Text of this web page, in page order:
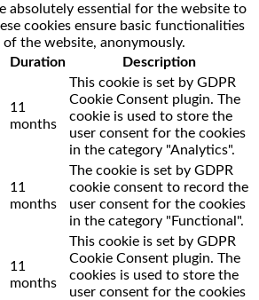
absolutely essential for the website to
cookies ensure basic functionalities
the website, anonymously.
Duration Description
11
months
This cookie is set by GDPR
Cookie Consent plugin. The
cookie is used to store the
user consent for the cookies
in the category "Analytics".
11
months
The cookie is set by GDPR
cookie consent to record the
user consent for the cookies
in the category "Functional".
11
months
This cookie is set by GDPR
Cookie Consent plugin. The
cookies is used to store the
user consent for the cookies